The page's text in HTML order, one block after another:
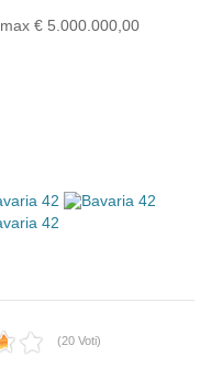
€ 5.000.000,00
(20 Voti)